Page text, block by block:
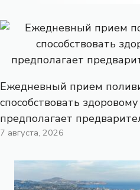
Ежедневный прием
способствовать
предполагает
7 августа, 2026